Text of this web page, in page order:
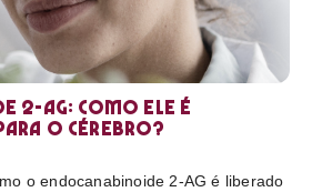
2-AG: Como ele é
o cérebro?
o endocanabinoide 2-AG é liberado